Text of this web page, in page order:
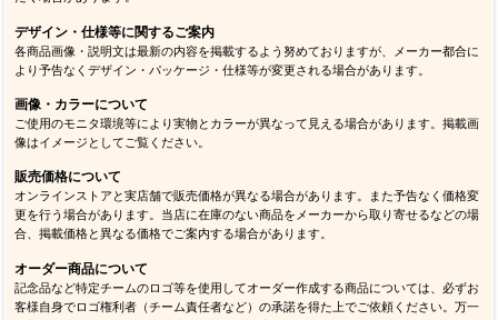
デザイン・仕様等に関するご案内
各商品画像・説明文は最新の内容を掲載するよう努めておりますが、メーカー都合に
より予告なくデザイン・パッケージ・仕様等が変更される場合があります。
画像・カラーについて
ご使用のモニタ環境等により実物とカラーが異なって見える場合があります。掲載画
像はイメージとしてご覧ください。
販売価格について
オンラインストアと実店舗で販売価格が異なる場合があります。また予告なく価格変
更を行う場合があります。当店に在庫のない商品をメーカーから取り寄せるなどの場
合、掲載価格と異なる価格でご案内する場合があります。
オーダー商品について
記念品など特定チームのロゴ等を使用してオーダー作成する商品については、必ずお
客様自身でロゴ権利者（チーム責任者など）の承諾を得た上でご依頼ください。万一